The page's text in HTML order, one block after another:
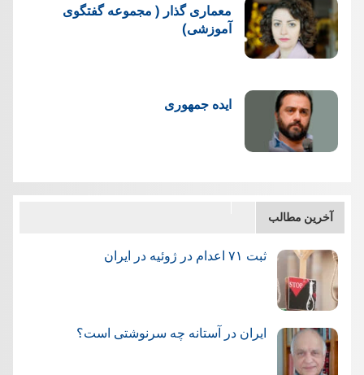
معماری گذار ( مجموعه گفتگوی
آموزشی)
ایده جمهوری
آخرین مطالب
ثبت ۷۱ اعدام در ژوئيه در ایران
ایران در آستانه چه سرنوشتی است؟